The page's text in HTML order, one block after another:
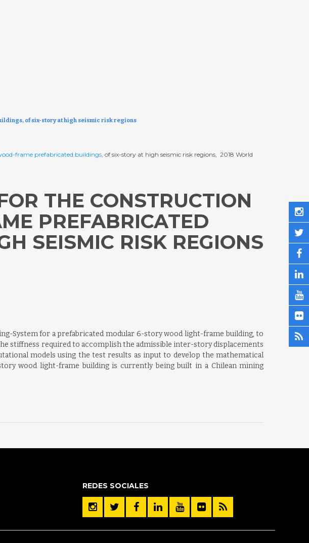
of six-story at high seismic risk regions
frame prefabricated buildings, of six-story at high seismic risk regions,  2018 World
THE CONSTRUCTION
PREFABRICATED
SEISMIC RISK REGIONS
System for a prefabricated modular 6-story wood light-frame building, to
stiffness required to accomplish the admissible inter-story displacements
models using the test results as input to develop the mathematical
wood light-frame building is currently being built in a Chilean mining
REDES SOCIALES